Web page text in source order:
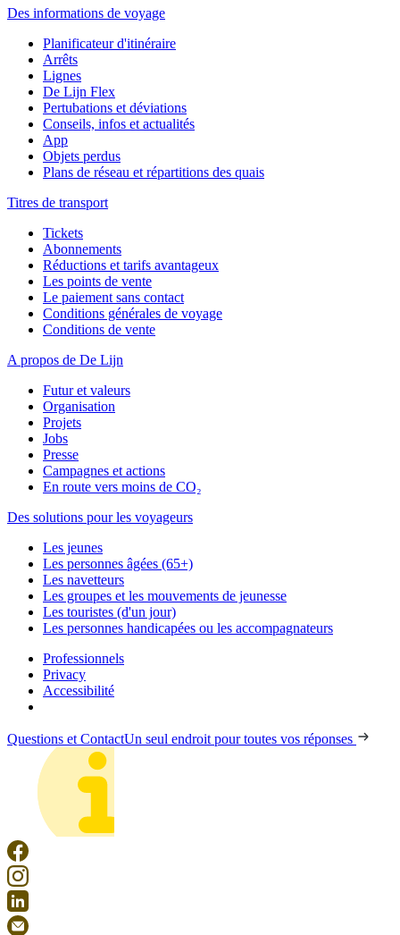
Des informations de voyage
Planificateur d'itinéraire
Arrêts
Lignes
De Lijn Flex
Pertubations et déviations
Conseils, infos et actualités
App
Objets perdus
Plans de réseau et répartitions des quais
Titres de transport
Tickets
Abonnements
Réductions et tarifs avantageux
Les points de vente
Le paiement sans contact
Conditions générales de voyage
Conditions de vente
A propos de De Lijn
Futur et valeurs
Organisation
Projets
Jobs
Presse
Campagnes et actions
En route vers moins de CO₂
Des solutions pour les voyageurs
Les jeunes
Les personnes âgées (65+)
Les navetteurs
Les groupes et les mouvements de jeunesse
Les touristes (d'un jour)
Les personnes handicapées ou les accompagnateurs
Professionnels
Privacy
Accessibilité
Questions et ContactUn seul endroit pour toutes vos réponses